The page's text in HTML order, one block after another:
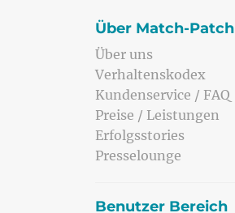
Über Match-Patch
Über uns
Verhaltenskodex
Kundenservice / FAQ
Preise / Leistungen
Erfolgsstories
Presselounge
Benutzer Bereich